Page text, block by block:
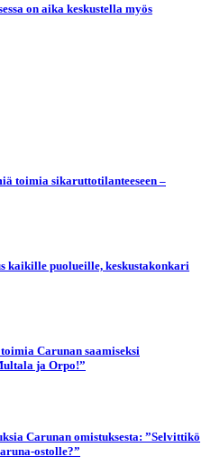
on aika keskustella myös
toimia sikaruttotilanteeseen –
kaikille puolueille, keskustakonkari
Carunan saamiseksi
ja Orpo!”
Carunan omistuksesta: ”Selvittikö
ostolle?”